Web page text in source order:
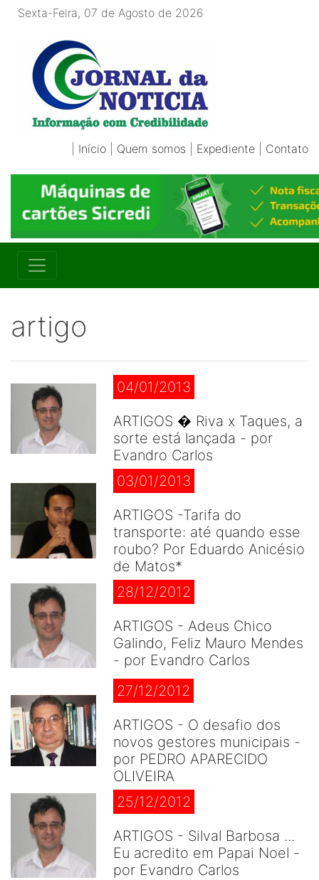
Sexta-Feira, 07 de Agosto de 2026
Início Quem somos Expediente Contato
artigo
04/01/2013
ARTIGOS � Riva x Taques, a
sorte está lançada - por
Evandro Carlos
03/01/2013
ARTIGOS -Tarifa do
transporte: até quando esse
roubo? Por Eduardo Anicésio
de Matos*
28/12/2012
ARTIGOS - Adeus Chico
Galindo, Feliz Mauro Mendes
- por Evandro Carlos
27/12/2012
ARTIGOS - O desafio dos
novos gestores municipais -
por PEDRO APARECIDO
OLIVEIRA
25/12/2012
ARTIGOS - Silval Barbosa ...
Eu acredito em Papai Noel -
por Evandro Carlos